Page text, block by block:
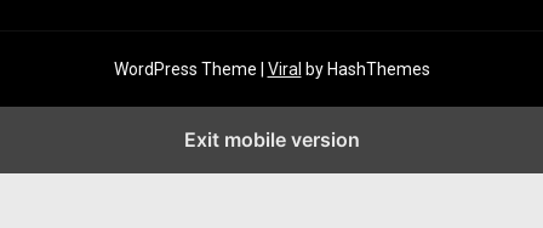
WordPress Theme | Viral by HashThemes
Exit mobile version